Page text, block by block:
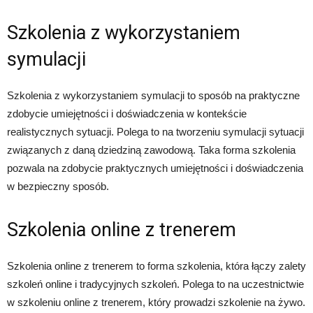
Szkolenia z wykorzystaniem
symulacji
Szkolenia z wykorzystaniem symulacji to sposób na praktyczne
zdobycie umiejętności i doświadczenia w kontekście
realistycznych sytuacji. Polega to na tworzeniu symulacji sytuacji
związanych z daną dziedziną zawodową. Taka forma szkolenia
pozwala na zdobycie praktycznych umiejętności i doświadczenia
w bezpieczny sposób.
Szkolenia online z trenerem
Szkolenia online z trenerem to forma szkolenia, która łączy zalety
szkoleń online i tradycyjnych szkoleń. Polega to na uczestnictwie
w szkoleniu online z trenerem, który prowadzi szkolenie na żywo.